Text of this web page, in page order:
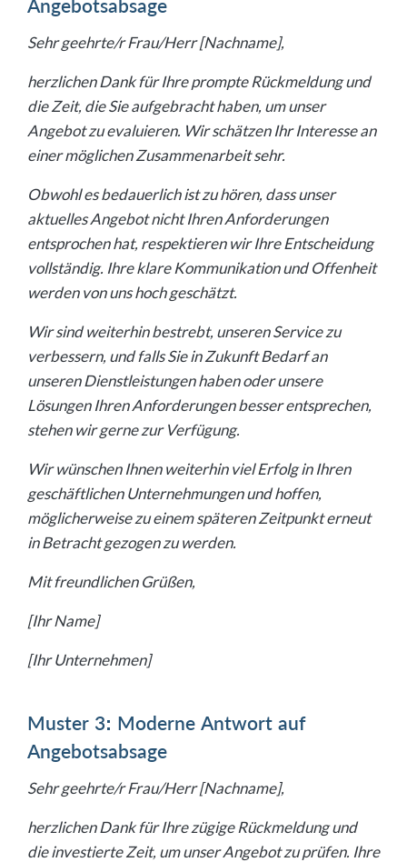
Angebotsabsage
Sehr geehrte/r Frau/Herr [Nachname],
herzlichen Dank für Ihre prompte Rückmeldung und
die Zeit, die Sie aufgebracht haben, um unser
Angebot zu evaluieren. Wir schätzen Ihr Interesse an
einer möglichen Zusammenarbeit sehr.
Obwohl es bedauerlich ist zu hören, dass unser
aktuelles Angebot nicht Ihren Anforderungen
entsprochen hat, respektieren wir Ihre Entscheidung
vollständig. Ihre klare Kommunikation und Offenheit
werden von uns hoch geschätzt.
Wir sind weiterhin bestrebt, unseren Service zu
verbessern, und falls Sie in Zukunft Bedarf an
unseren Dienstleistungen haben oder unsere
Lösungen Ihren Anforderungen besser entsprechen,
stehen wir gerne zur Verfügung.
Wir wünschen Ihnen weiterhin viel Erfolg in Ihren
geschäftlichen Unternehmungen und hoffen,
möglicherweise zu einem späteren Zeitpunkt erneut
in Betracht gezogen zu werden.
Mit freundlichen Grüßen,
[Ihr Name]
[Ihr Unternehmen]
Muster 3: Moderne Antwort auf
Angebotsabsage
Sehr geehrte/r Frau/Herr [Nachname],
herzlichen Dank für Ihre zügige Rückmeldung und
die investierte Zeit, um unser Angebot zu prüfen. Ihre